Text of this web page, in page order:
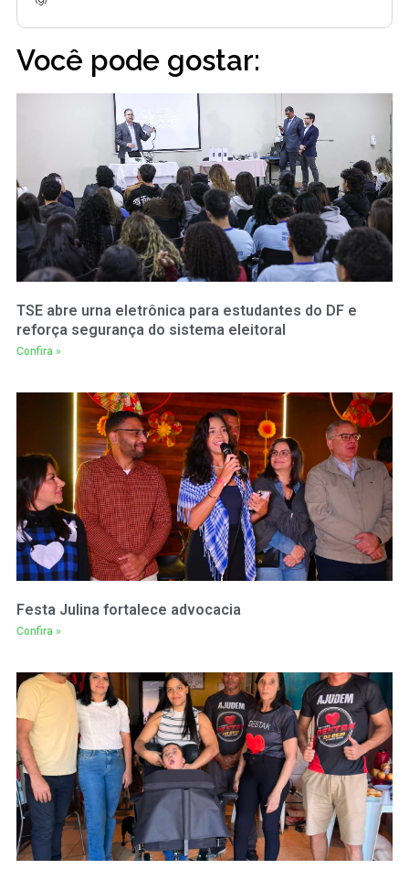
Você pode gostar:
TSE abre urna eletrônica para estudantes do DF e
reforça segurança do sistema eleitoral
Confira »
Festa Julina fortalece advocacia
Confira »